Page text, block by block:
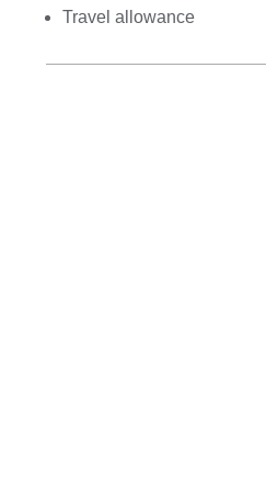
Travel allowance